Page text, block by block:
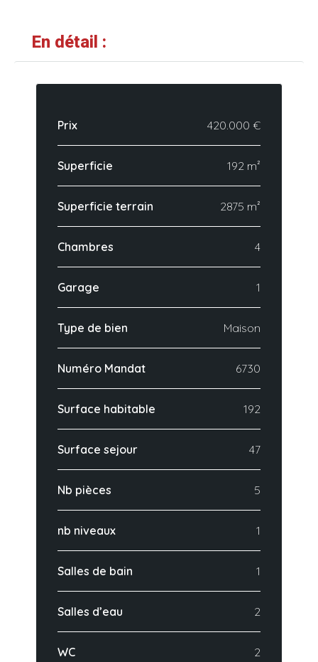
En détail :
Prix 420.000 €
Superficie 192 m²
Superficie terrain 2875 m²
Chambres 4
Garage 1
Type de bien Maison
Numéro Mandat 6730
Surface habitable 192
Surface sejour 47
Nb pièces 5
nb niveaux 1
Salles de bain 1
Salles d’eau 2
WC 2